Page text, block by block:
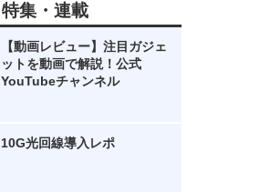
特集・連載
【動画レビュー】注目ガジェ
ットを動画で解説！公式
YouTubeチャンネル
10G光回線導入レポ